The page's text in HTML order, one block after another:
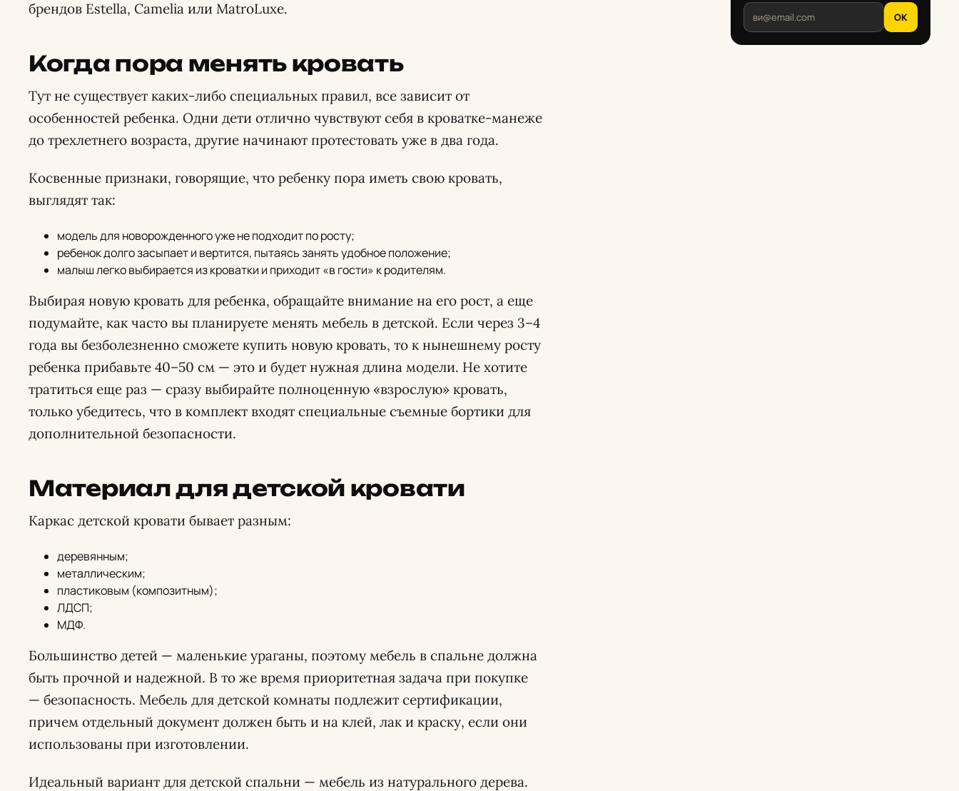
брендов Estella, Camelia или MatroLuxe.
Когда пора менять кровать
Тут не существует каких-либо специальных правил, все зависит от
особенностей ребенка. Одни дети отлично чувствуют себя в кроватке-манеже
до трехлетнего возраста, другие начинают протестовать уже в два года.
Косвенные признаки, говорящие, что ребенку пора иметь свою кровать,
выглядят так:
модель для новорожденного уже не подходит по росту;
ребенок долго засыпает и вертится, пытаясь занять удобное положение;
малыш легко выбирается из кроватки и приходит «в гости» к родителям.
Выбирая новую кровать для ребенка, обращайте внимание на его рост, а еще
подумайте, как часто вы планируете менять мебель в детской. Если через 3–4
года вы безболезненно сможете купить новую кровать, то к нынешнему росту
ребенка прибавьте 40–50 см — это и будет нужная длина модели. Не хотите
тратиться еще раз — сразу выбирайте полноценную «взрослую» кровать,
только убедитесь, что в комплект входят специальные съемные бортики для
дополнительной безопасности.
Материал для детской кровати
Каркас детской кровати бывает разным:
деревянным;
металлическим;
пластиковым (композитным);
ЛДСП;
МДФ.
Большинство детей — маленькие ураганы, поэтому мебель в спальне должна
быть прочной и надежной. В то же время приоритетная задача при покупке
— безопасность. Мебель для детской комнаты подлежит сертификации,
причем отдельный документ должен быть и на клей, лак и краску, если они
использованы при изготовлении.
Идеальный вариант для детской спальни — мебель из натурального дерева.
OK